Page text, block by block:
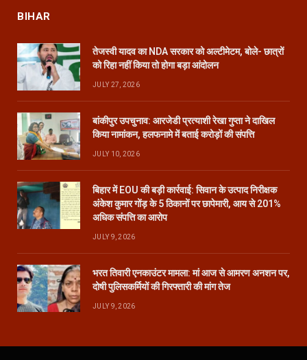
BIHAR
तेजस्वी यादव का NDA सरकार को अल्टीमेटम, बोले- छात्रों
को रिहा नहीं किया तो होगा बड़ा आंदोलन
JULY 27, 2026
बांकीपुर उपचुनाव: आरजेडी प्रत्याशी रेखा गुप्ता ने दाखिल
किया नामांकन, हलफनामे में बताई करोड़ों की संपत्ति
JULY 10, 2026
बिहार में EOU की बड़ी कार्रवाई: सिवान के उत्पाद निरीक्षक
अंकेश कुमार गोंड़ के 5 ठिकानों पर छापेमारी, आय से 201%
अधिक संपत्ति का आरोप
JULY 9, 2026
भरत तिवारी एनकाउंटर मामला: मां आज से आमरण अनशन पर,
दोषी पुलिसकर्मियों की गिरफ्तारी की मांग तेज
JULY 9, 2026